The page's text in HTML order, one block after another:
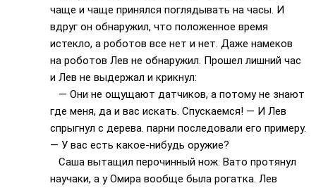
чаще и чаще принялся поглядывать на часы. И
вдруг он обнаружил, что положенное время
истекло, а роботов все нет и нет. Даже намеков
на роботов Лев не обнаружил. Прошел лишний час
и Лев не выдержал и крикнул:
— Они не ощущают датчиков, а потому не знают
где меня, да и вас искать. Спускаемся! — И Лев
спрыгнул с дерева. парни последовали его примеру.
— У вас есть какое-нибудь оружие?
Саша вытащил перочинный нож. Вато протянул
научаки, а у Омира вообще была рогатка. Лев